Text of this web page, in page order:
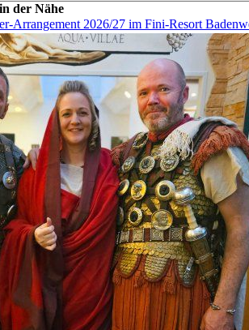
der Nähe
Arrangement 2026/27 im Fini-Resort